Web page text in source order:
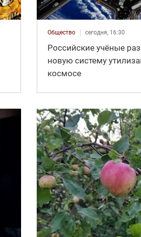
Общество сегодня, 16:30
Российские учёные
новую систему
космосе